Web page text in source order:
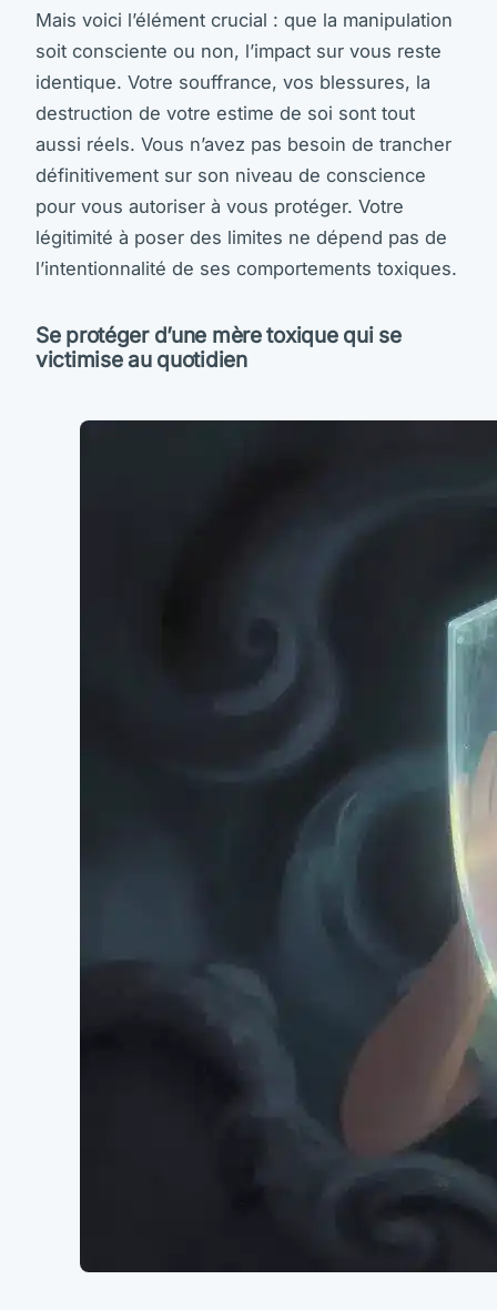
Mais voici l’élément crucial : que la manipulation
soit consciente ou non, l’impact sur vous reste
identique. Votre souffrance, vos blessures, la
destruction de votre estime de soi sont tout
aussi réels. Vous n’avez pas besoin de trancher
définitivement sur son niveau de conscience
pour vous autoriser à vous protéger. Votre
légitimité à poser des limites ne dépend pas de
l’intentionnalité de ses comportements toxiques.
Se protéger d’une mère toxique qui se
victimise au quotidien